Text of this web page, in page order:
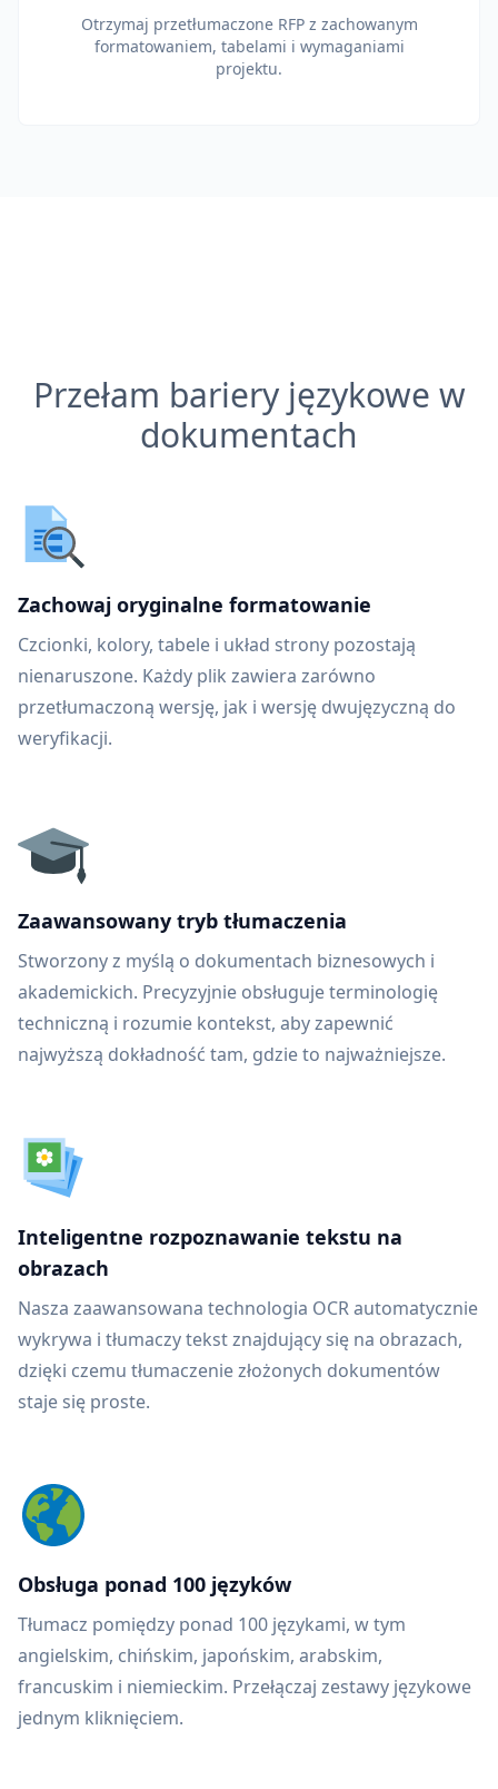
Otrzymaj przetłumaczone RFP z zachowanym
formatowaniem, tabelami i wymaganiami
projektu.
Przełam bariery językowe w
dokumentach
Zachowaj oryginalne formatowanie
Czcionki, kolory, tabele i układ strony pozostają
nienaruszone. Każdy plik zawiera zarówno
przetłumaczoną wersję, jak i wersję dwujęzyczną do
weryfikacji.
Zaawansowany tryb tłumaczenia
Stworzony z myślą o dokumentach biznesowych i
akademickich. Precyzyjnie obsługuje terminologię
techniczną i rozumie kontekst, aby zapewnić
najwyższą dokładność tam, gdzie to najważniejsze.
Inteligentne rozpoznawanie tekstu na
obrazach
Nasza zaawansowana technologia OCR automatycznie
wykrywa i tłumaczy tekst znajdujący się na obrazach,
dzięki czemu tłumaczenie złożonych dokumentów
staje się proste.
Obsługa ponad 100 języków
Tłumacz pomiędzy ponad 100 językami, w tym
angielskim, chińskim, japońskim, arabskim,
francuskim i niemieckim. Przełączaj zestawy językowe
jednym kliknięciem.